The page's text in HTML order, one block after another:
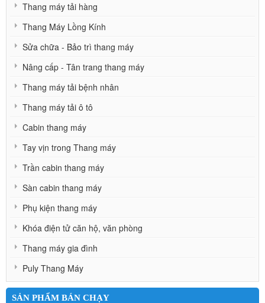
Thang máy tải hàng
Thang Máy Lồng Kính
Sửa chữa - Bảo trì thang máy
Nâng cấp - Tân trang thang máy
Thang máy tải bệnh nhân
Thang máy tải ô tô
Cabin thang máy
Tay vịn trong Thang máy
Trần cabin thang máy
Sàn cabin thang máy
Phụ kiện thang máy
Khóa điện tử căn hộ, văn phòng
Thang máy gia đình
Puly Thang Máy
SẢN PHẨM BÁN CHẠY